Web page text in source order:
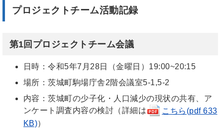
プロジェクトチーム活動記録
第1回プロジェクトチーム会議
日時：令和5年7月28日（金曜日）19:00~20:15
場所：茨城町駒場庁舎2階会議室5-1,5-2
内容：茨城町の少子化・人口減少の現状の共有、ア
ンケート調査内容の検討（詳細は
こちら(pdf 633
KB)）